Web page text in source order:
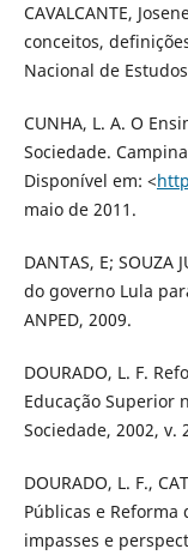
CAVALCANTE,
conceitos,
Nacional de
CUNHA, L. A. O
Sociedade.
Disponível em: <
maio de 2011.
DANTAS, E;
do governo Lula
ANPED, 2009.
DOURADO, L. F.
Educação Superior
Sociedade, 2002, v.
DOURADO, L. F.,
Públicas e Reforma
impasses e